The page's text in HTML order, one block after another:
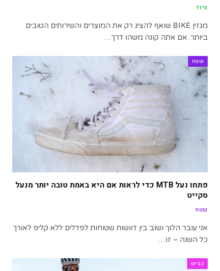
ציוד
מגזין BIKE שואף להציג רק את המוצרים והשירותים הטובים
ביותר. אם אתה קונה משהו דרך…
שטח
פתחו נעל MTB כדי לראות אם היא באמת טובה יותר מנעל
סקייט
שטח
אני עובר הלוך ושוב בין דוושות שטוחות לפדלים ללא קליפ לאורך
כל השנה – זו…
כביש